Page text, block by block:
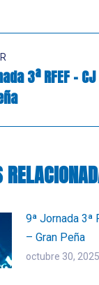
3ª RFEF –
9ª Jornada 3ª
– Gran Peña
octubre 30, 2025